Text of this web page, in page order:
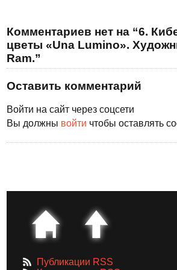
Комментариев нет на “6.
цветы «Una Lumino».
Ram.”
Оставить комментарий
Войти на сайт через соцсети
Вы должны войти чтобы оставлять
Публикации RSS